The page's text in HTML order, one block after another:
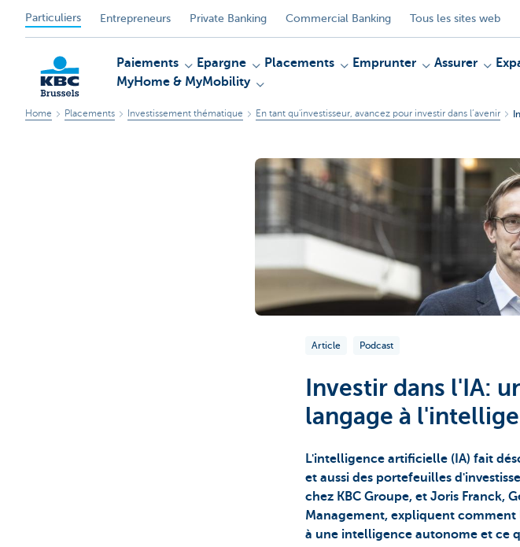
Particuliers Entrepreneurs Private Banking Commercial Banking Tous les sites web
Paiements Epargne Placements Emprunter Assurer
MyHome & MyMobility
Home Placements Investissement thématique En tant qu'investisseur, avancez pour investir dans l’avenir
Article Podcast
Investir dans l'IA:
langage à
L'intelligence artificielle (IA) fait
et aussi des portefeuilles
chez KBC Groupe, et Joris Franck,
Management, expliquent
à une intelligence autonome et ce